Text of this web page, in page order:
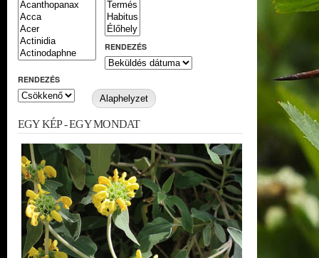
RENDEZÉS
RENDEZÉS
EGY KÉP - EGY MONDAT